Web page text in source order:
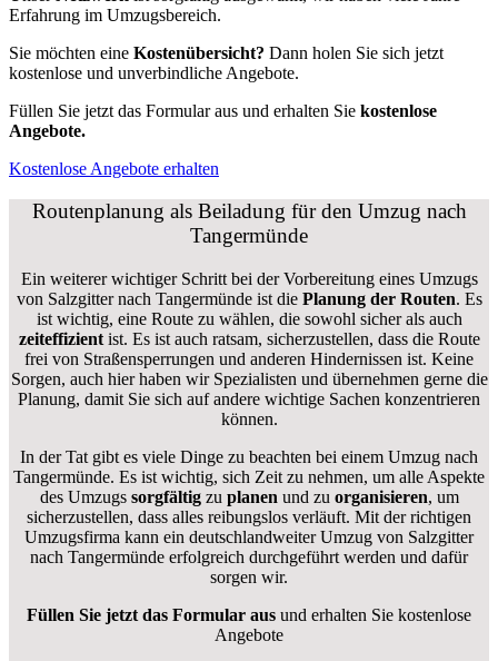
Erfahrung im Umzugsbereich.
Sie möchten eine Kostenübersicht? Dann holen Sie sich jetzt
kostenlose und unverbindliche Angebote.
Füllen Sie jetzt das Formular aus und erhalten Sie kostenlose
Angebote.
Kostenlose Angebote erhalten
Routenplanung als Beiladung für den Umzug nach
Tangermünde
Ein weiterer wichtiger Schritt bei der Vorbereitung eines Umzugs
von Salzgitter nach Tangermünde ist diePlanung der Routen. Es
ist wichtig, eine Route zu wählen, die sowohl sicher als auch
zeiteffizientist. Es ist auch ratsam, sicherzustellen, dass die Route
frei von Straßensperrungen und anderen Hindernissen ist. Keine
Sorgen, auch hier haben wir Spezialisten und übernehmen gerne die
Planung, damit Sie sich auf andere wichtige Sachen konzentrieren
können.
In der Tat gibt es viele Dinge zu beachten bei einem Umzug nach
Tangermünde. Es ist wichtig, sich Zeit zu nehmen, um alle Aspekte
des Umzugs sorgfältigzu planen und zu organisieren, um
sicherzustellen, dass alles reibungslos verläuft. Mit der richtigen
Umzugsfirma kann ein deutschlandweiter Umzug von Salzgitter
nach Tangermünde erfolgreich durchgeführt werden und dafür
sorgen wir.
Füllen Sie jetzt das Formular aus und erhalten Sie kostenlose
Angebote